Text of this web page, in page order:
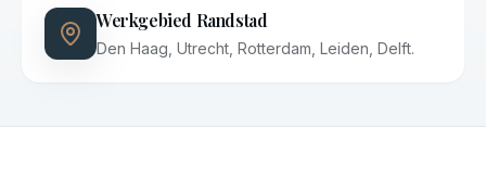
Werkgebied Randstad
Den Haag, Utrecht, Rotterdam, Leiden, Delft.